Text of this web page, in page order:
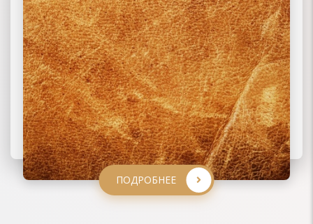
ПОДРОБНЕЕ
ПОДРОБНЕЕ
ПОДРОБНЕЕ
ПОДРОБНЕЕ